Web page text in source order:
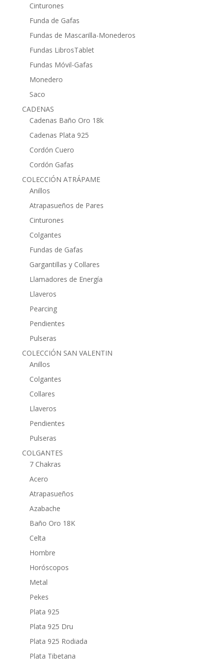
Cinturones
Funda de Gafas
Fundas de Mascarilla-Monederos
Fundas LibrosTablet
Fundas Móvil-Gafas
Monedero
Saco
CADENAS
Cadenas Baño Oro 18k
Cadenas Plata 925
Cordón Cuero
Cordón Gafas
COLECCIÓN ATRÁPAME
Anillos
Atrapasueños de Pares
Cinturones
Colgantes
Fundas de Gafas
Gargantillas y Collares
Llamadores de Energía
Llaveros
Pearcing
Pendientes
Pulseras
COLECCIÓN SAN VALENTIN
Anillos
Colgantes
Collares
Llaveros
Pendientes
Pulseras
COLGANTES
7 Chakras
Acero
Atrapasueños
Azabache
Baño Oro 18K
Celta
Hombre
Horóscopos
Metal
Pekes
Plata 925
Plata 925 Dru
Plata 925 Rodiada
Plata Tibetana